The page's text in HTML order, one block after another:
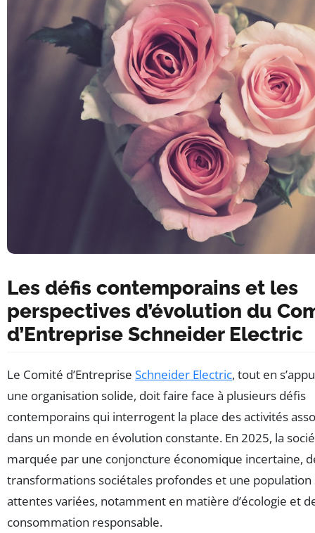
Les défis contemporains et les
perspectives d’évolution du
d’Entreprise Schneider Electric
Le Comité d’Entreprise Schneider Electric, tout en
une organisation solide, doit faire face à plusieurs défis
contemporains qui interrogent la place des activités
dans un monde en évolution constante. En 2025, la
marquée par une conjoncture économique incertaine,
transformations sociétales profondes et une population
attentes variées, notamment en matière d’écologie et
consommation responsable.